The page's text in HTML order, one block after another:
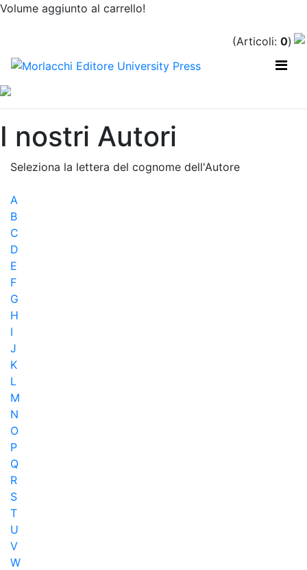
Volume aggiunto al carrello!
(Articoli: 0)
I nostri Autori
Seleziona la lettera del cognome dell'Autore
A
B
C
D
E
F
G
H
I
J
K
L
M
N
O
P
Q
R
S
T
U
V
W